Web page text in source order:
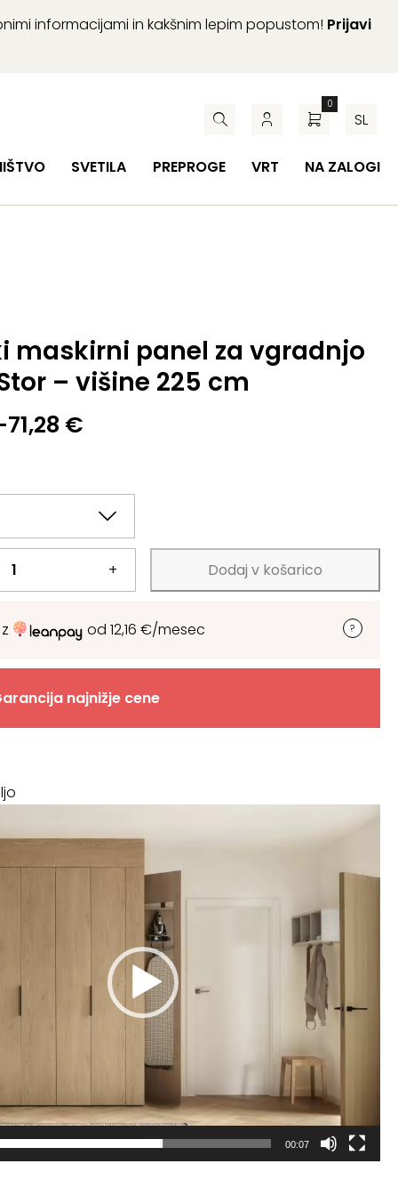
informacijami in kakšnim lepim popustom! Prijavi
0
SL
SVETILA PREPROGE VRT NA ZALOGI
maskirni panel za vgradnjo
– višine 225 cm
71,28 €
+ Dodaj v košarico
od 12,16 €/mesec
najnižje cene
00:07